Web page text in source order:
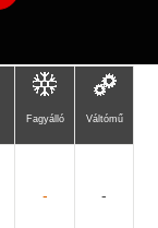
Fagyálló Váltómű
- -